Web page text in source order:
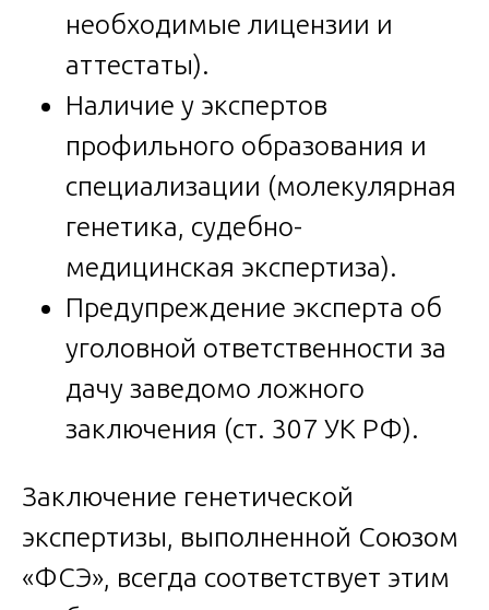
необходимые лицензии и
аттестаты).
Наличие у экспертов
профильного образования и
специализации (молекулярная
генетика, судебно-
медицинская экспертиза).
Предупреждение эксперта об
уголовной ответственности за
дачу заведомо ложного
заключения (ст. 307 УК РФ).
Заключение генетической
экспертизы, выполненной Союзом
«ФСЭ», всегда соответствует этим